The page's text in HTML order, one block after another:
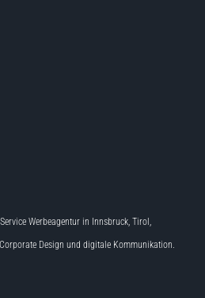
Werbeagentur in Innsbruck, Tirol,
Design und digitale Kommunikation.